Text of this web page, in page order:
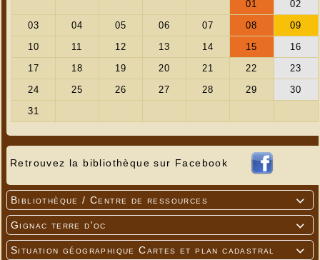
Retrouvez la bibliothèque sur Facebook

Bibliothèque / Centre de ressources

Gignac terre d'oc

Situation géographique Cartes et plan cadastral